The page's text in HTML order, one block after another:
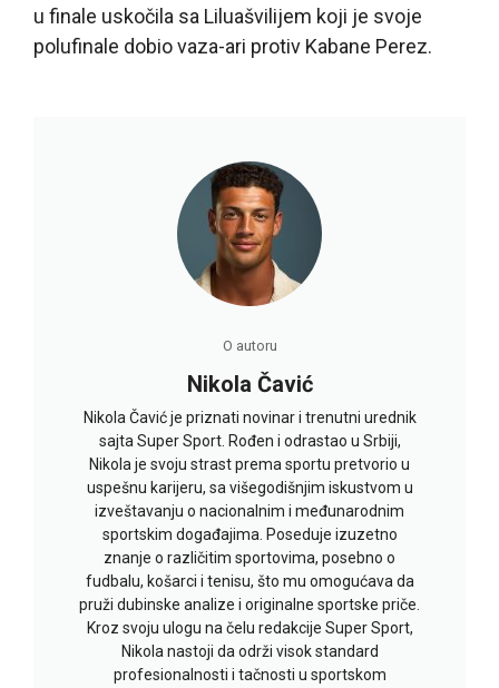
u finale uskočila sa Liluašvilijem koji je svoje
polufinale dobio vaza-ari protiv Kabane Perez.
O autoru
Nikola Čavić
Nikola Čavić je priznati novinar i trenutni urednik
sajta Super Sport. Rođen i odrastao u Srbiji,
Nikola je svoju strast prema sportu pretvorio u
uspešnu karijeru, sa višegodišnjim iskustvom u
izveštavanju o nacionalnim i međunarodnim
sportskim događajima. Poseduje izuzetno
znanje o različitim sportovima, posebno o
fudbalu, košarci i tenisu, što mu omogućava da
pruži dubinske analize i originalne sportske priče.
Kroz svoju ulogu na čelu redakcije Super Sport,
Nikola nastoji da održi visok standard
profesionalnosti i tačnosti u sportskom